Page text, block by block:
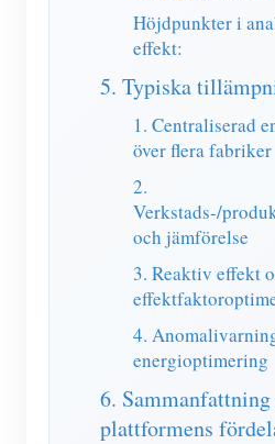
Höjdpunkter i
effekt:
5. Typiska
1. Centraliserad
över flera fabriker
2.
Verkstads-/
och jämförelse
3. Reaktiv effekt
4.
energioptimering
6. Sammanfattning
plattformens